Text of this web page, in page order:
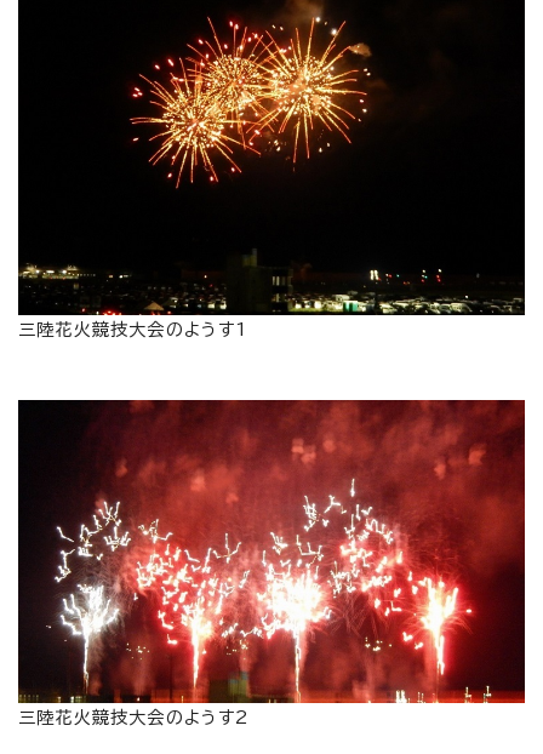
三陸花火競技大会のようす1
三陸花火競技大会のようす2